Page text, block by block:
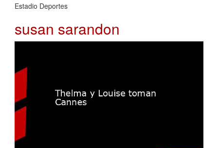
Estadio Deportes
susan sarandon